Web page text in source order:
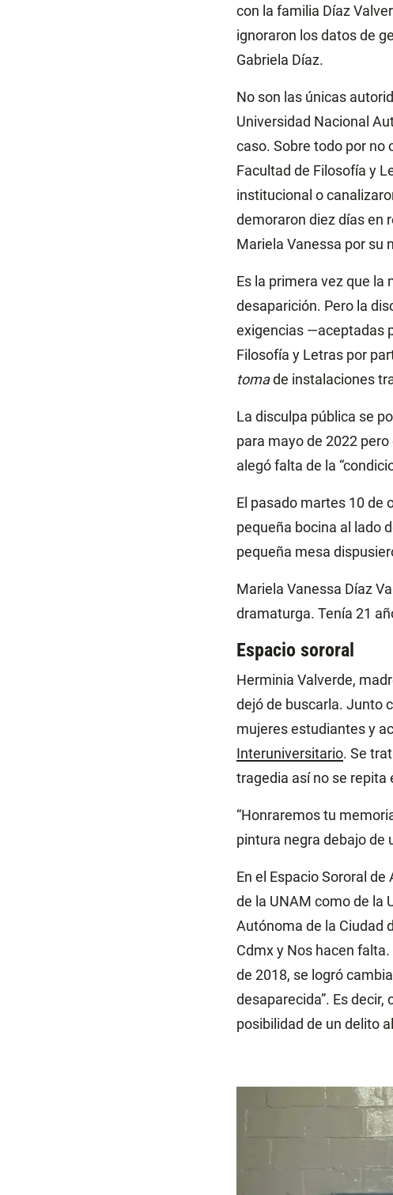
con la familia Díaz
ignoraron los datos de
Gabriela Díaz.
No son las únicas
Universidad Nacional
caso. Sobre todo por no
Facultad de Filosofía y
institucional o
demoraron diez días en
Mariela Vanessa por su
Es la primera vez que la
desaparición. Pero la
exigencias —aceptadas
Filosofía y Letras por
tomade instalaciones
La disculpa pública se
para mayo de 2022
alegó falta de la
El pasado martes 10 de
pequeña bocina al lado
pequeña mesa
Mariela Vanessa Díaz
dramaturga. Tenía 21
Espacio sororal
Herminia Valverde,
dejó de buscarla. Junto
mujeres estudiantes y
Interuniversitario. Se
tragedia así no se repita
“Honraremos tu
pintura negra debajo de
En el Espacio Sororal
de la UNAM como de la
Autónoma de la Ciudad
Cdmx y Nos hacen falta.
de 2018, se logró
desaparecida”. Es
posibilidad de un delito